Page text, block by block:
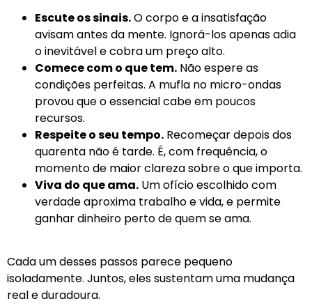
Escute os sinais.O corpo e a insatisfação
avisam antes da mente. Ignorá-los apenas adia
o inevitável e cobra um preço alto.
Comece com o que tem. Não espere as
condições perfeitas. A mufla no micro-ondas
provou que o essencial cabe em poucos
recursos.
Respeite o seu tempo. Recomeçar depois dos
quarenta não é tarde. É, com frequência, o
momento de maior clareza sobre o que importa.
Viva do que ama. Um ofício escolhido com
verdade aproxima trabalho e vida, e permite
ganhar dinheiro perto de quem se ama.
Cada um desses passos parece pequeno
isoladamente. Juntos, eles sustentam uma mudança
real e duradoura.